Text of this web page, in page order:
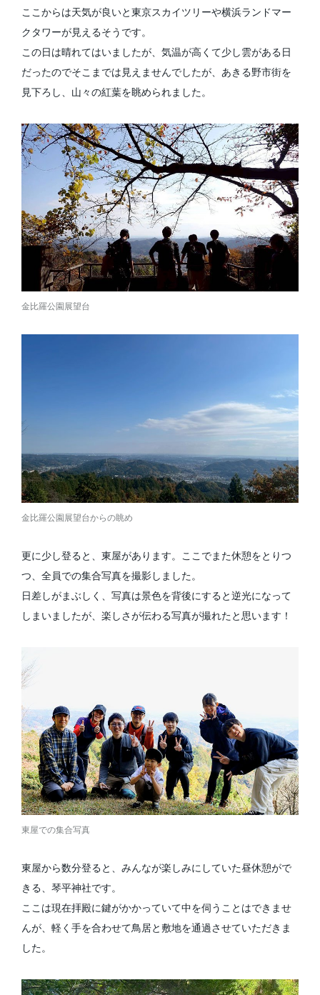
ここからは天気が良いと東京スカイツリーや横浜ランドマー
クタワーが見えるそうです。
この日は晴れてはいましたが、気温が高くて少し雲がある日
だったのでそこまでは見えませんでしたが、あきる野市街を
見下ろし、山々の紅葉を眺められました。
金比羅公園展望台
金比羅公園展望台からの眺め
更に少し登ると、東屋があります。ここでまた休憩をとりつ
つ、全員での集合写真を撮影しました。
日差しがまぶしく、写真は景色を背後にすると逆光になって
しまいましたが、楽しさが伝わる写真が撮れたと思います！
東屋での集合写真
東屋から数分登ると、みんなが楽しみにしていた昼休憩がで
きる、琴平神社です。
ここは現在拝殿に鍵がかかっていて中を伺うことはできませ
んが、軽く手を合わせて鳥居と敷地を通過させていただきま
した。